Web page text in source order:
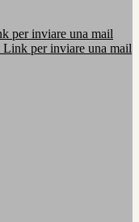
per inviare una mail
Link per inviare una mail